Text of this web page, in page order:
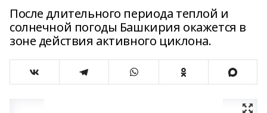
После длительного периода теплой и
солнечной погоды Башкирия окажется в
зоне действия активного циклона.